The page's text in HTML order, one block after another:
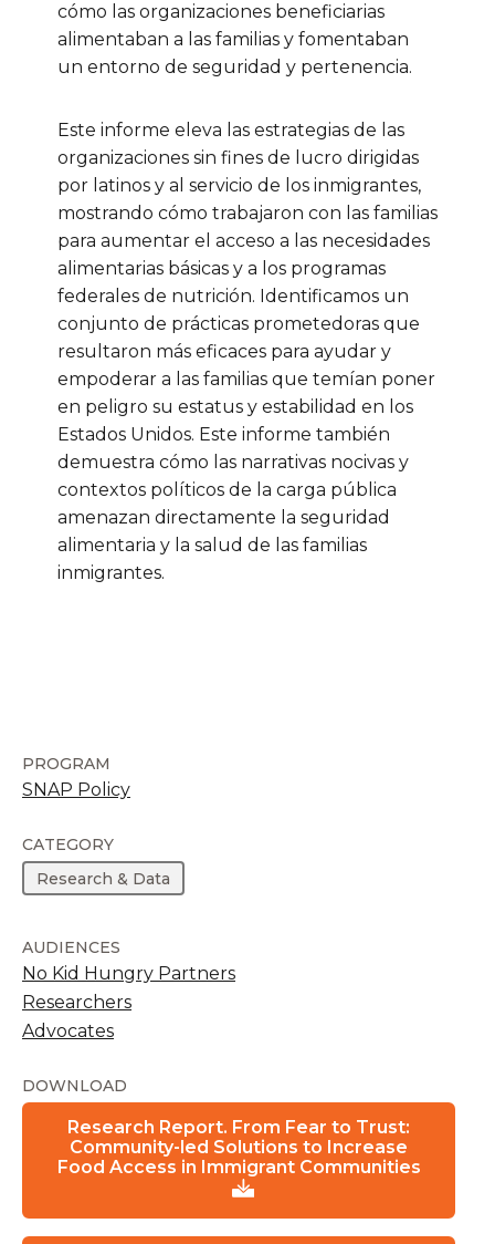
cómo las organizaciones beneficiarias
alimentaban a las familias y fomentaban
un entorno de seguridad y pertenencia.
Este informe eleva las estrategias de las
organizaciones sin fines de lucro dirigidas
por latinos y al servicio de los inmigrantes,
mostrando cómo trabajaron con las familias
para aumentar el acceso a las necesidades
alimentarias básicas y a los programas
federales de nutrición. Identificamos un
conjunto de prácticas prometedoras que
resultaron más eficaces para ayudar y
empoderar a las familias que temían poner
en peligro su estatus y estabilidad en los
Estados Unidos. Este informe también
demuestra cómo las narrativas nocivas y
contextos políticos de la carga pública
amenazan directamente la seguridad
alimentaria y la salud de las familias
inmigrantes.
PROGRAM
SNAP Policy
CATEGORY
Research & Data
AUDIENCES
No Kid Hungry Partners
Researchers
Advocates
DOWNLOAD
Research Report. From Fear to Trust:
Community-led Solutions to Increase
Food Access in Immigrant Communities